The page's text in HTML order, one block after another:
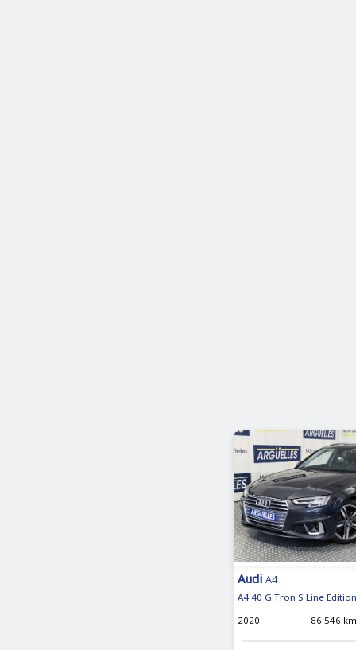
Audi A4
A4 40 G Tron S Line
2020
86.546 km